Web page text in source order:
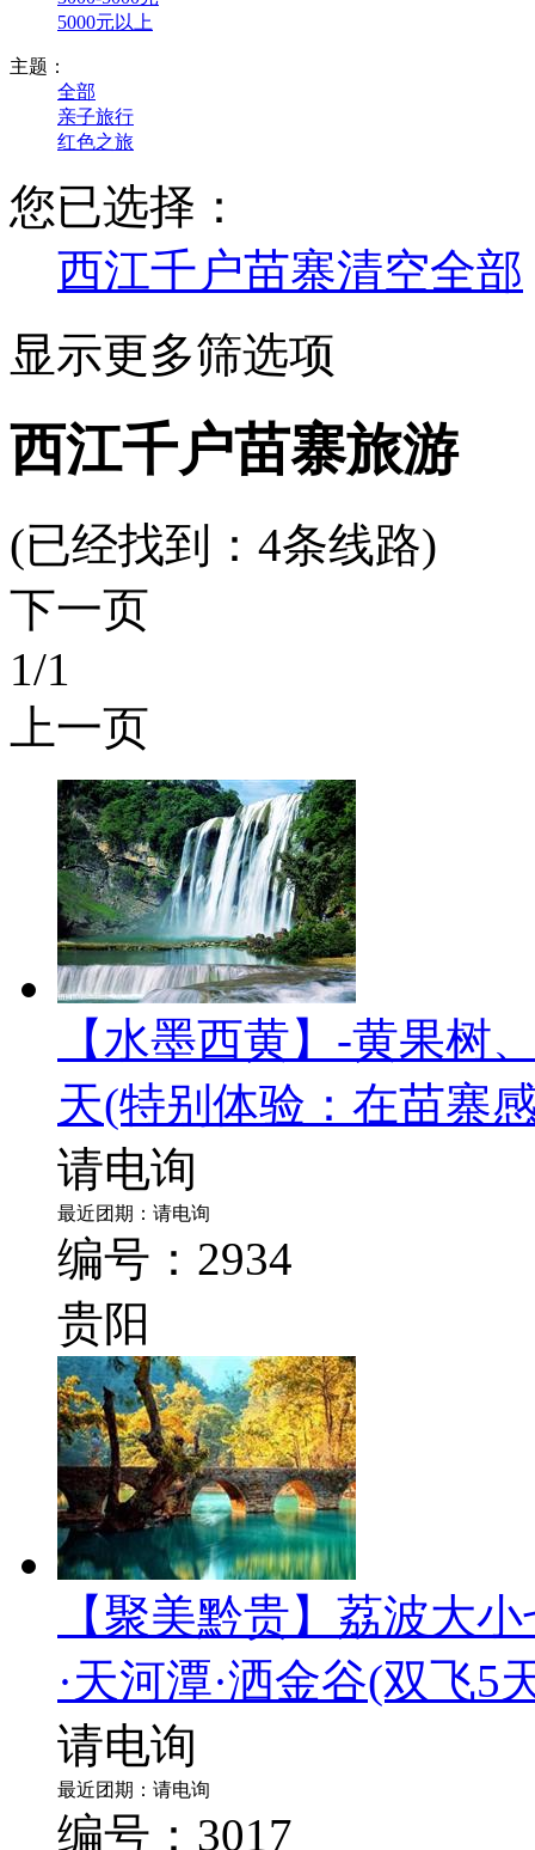
5000元以上
主题：
全部
亲子旅行
红色之旅
您已选择：
西江千户苗寨清空全部
显示更多筛选项
西江千户苗寨旅游
(已经找到： 4条线路)
下一页
1/1
上一页
【水墨西黄】-黄果树
天(特别体验：在苗寨
请电询
最近团期：请电询
编号：2934
贵阳
【聚美黔贵】荔波大
·天河潭·洒金谷(双飞5
请电询
最近团期：请电询
编号：3017